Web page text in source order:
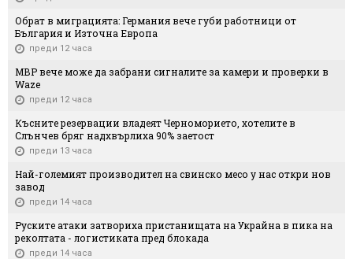
Обрат в миграцията: Германия вече губи работници от
България и Източна Европа
преди 12 часа
МВР вече може да забрани сигналите за камери и проверки в
Waze
преди 12 часа
Късните резервации владеят Черноморието, хотелите в
Слънчев бряг надхвърлиха 90% заетост
преди 13 часа
Най-големият производител на свинско месо у нас откри нов
завод
преди 14 часа
Руските атаки затвориха пристанищата на Украйна в пика на
реколтата - логистиката пред блокада
преди 14 часа